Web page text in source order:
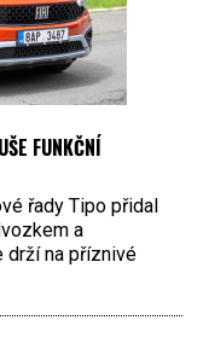
FUNKČNÍ
řady Tipo přidal
a
drží na příznivé